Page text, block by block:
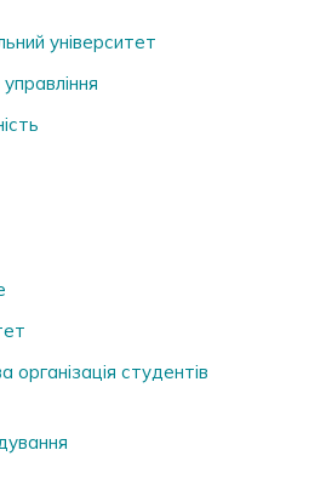
університет
студентів